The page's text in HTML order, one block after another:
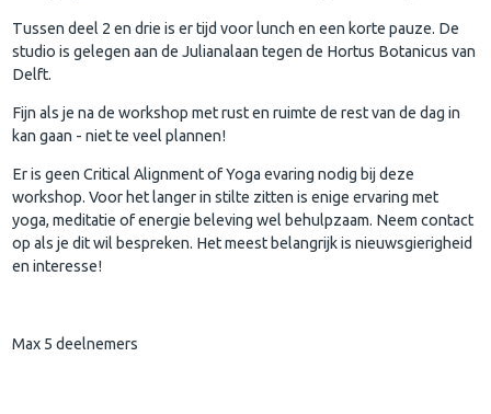
Tussen deel 2 en drie is er tijd voor lunch en een korte pauze. De
studio is gelegen aan de Julianalaan tegen de Hortus Botanicus van
Delft.
Fijn als je na de workshop met rust en ruimte de rest van de dag in
kan gaan - niet te veel plannen!
Er is geen Critical Alignment of Yoga evaring nodig bij deze
workshop. Voor het langer in stilte zitten is enige ervaring met
yoga, meditatie of energie beleving wel behulpzaam. Neem contact
op als je dit wil bespreken. Het meest belangrijk is nieuwsgierigheid
en interesse!
Max 5 deelnemers